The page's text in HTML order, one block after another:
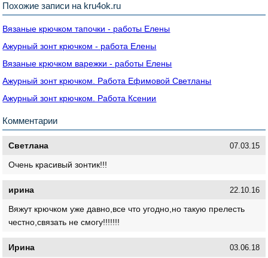
Похожие записи на kru4ok.ru
Вязаные крючком тапочки - работы Елены
Ажурный зонт крючком - работа Елены
Вязаные крючком варежки - работы Елены
Ажурный зонт крючком. Работа Ефимовой Светланы
Ажурный зонт крючком. Работа Ксении
Комментарии
Светлана 07.03.15
Очень красивый зонтик!!!
ирина 22.10.16
Вяжут крючком уже давно,все что угодно,но такую прелесть
честно,связать не смогу!!!!!!!
Ирина 03.06.18